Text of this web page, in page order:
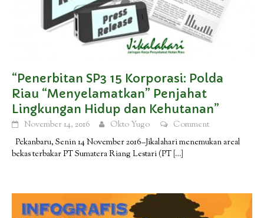
“Penerbitan SP3 15 Korporasi: Polda
Riau “Menyelamatkan” Penjahat
Lingkungan Hidup dan Kehutanan”
November 14, 2016 Okto Yugo
Comment
Pekanbaru, Senin 14 November 2016–Jikalahari menemukan areal
bekas terbakar PT Sumatera Riang Lestari (PT […]